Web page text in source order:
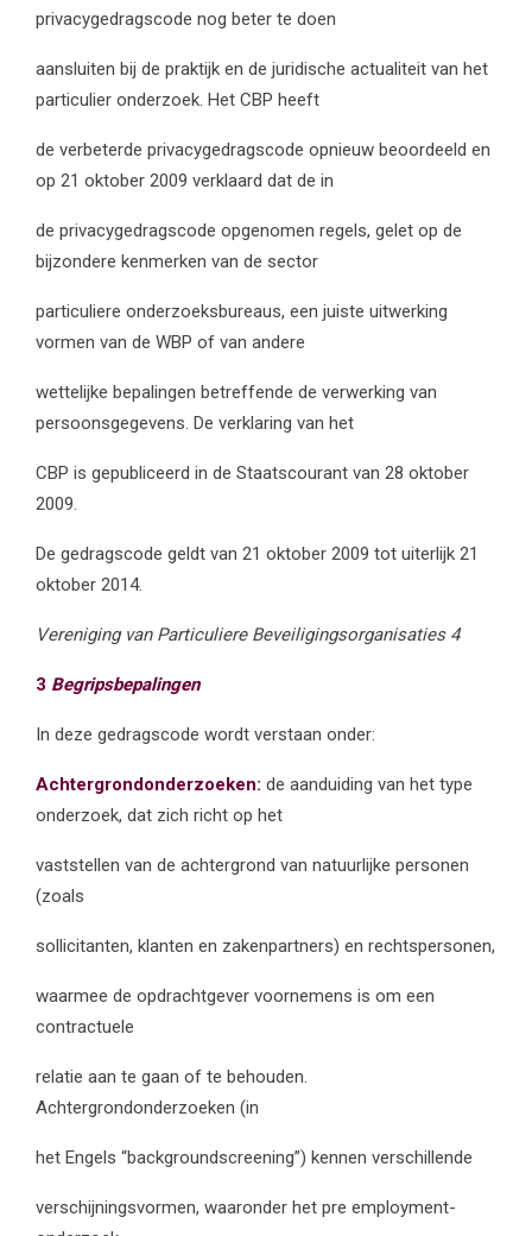
privacygedragscode nog beter te doen
aansluiten bij de praktijk en de juridische actualiteit van het
particulier onderzoek. Het CBP heeft
de verbeterde privacygedragscode opnieuw beoordeeld en
op 21 oktober 2009 verklaard dat de in
de privacygedragscode opgenomen regels, gelet op de
bijzondere kenmerken van de sector
particuliere onderzoeksbureaus, een juiste uitwerking
vormen van de WBP of van andere
wettelijke bepalingen betreffende de verwerking van
persoonsgegevens. De verklaring van het
CBP is gepubliceerd in de Staatscourant van 28 oktober
2009.
De gedragscode geldt van 21 oktober 2009 tot uiterlijk 21
oktober 2014.
Vereniging van Particuliere Beveiligingsorganisaties 4
3 Begripsbepalingen
In deze gedragscode wordt verstaan onder:
Achtergrondonderzoeken: de aanduiding van het type
onderzoek, dat zich richt op het
vaststellen van de achtergrond van natuurlijke personen
(zoals
sollicitanten, klanten en zakenpartners) en rechtspersonen,
waarmee de opdrachtgever voornemens is om een
contractuele
relatie aan te gaan of te behouden.
Achtergrondonderzoeken (in
het Engels “backgroundscreening”) kennen verschillende
verschijningsvormen, waaronder het pre employment-